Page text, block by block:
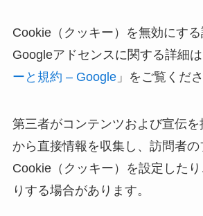
Cookie（クッキー）を無効にす
Googleアドセンスに関する詳細は
ーと規約 – Google」をご覧くださ
第三者がコンテンツおよび宣伝
から直接情報を収集し、訪問者の
Cookie（クッキー）を設定した
りする場合があります。